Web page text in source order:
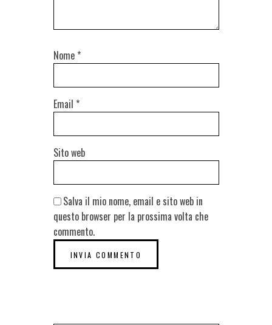
Nome *
Email *
Sito web
Salva il mio nome, email e sito web in
questo browser per la prossima volta che
commento.